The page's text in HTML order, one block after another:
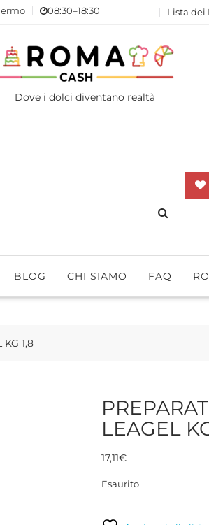
08:30–18:30 Lista dei
Dove i dolci diventano realtà
BLOG CHI SIAMO FAQ
KG 1,8
LEAGEL
17,11€
Esaurito